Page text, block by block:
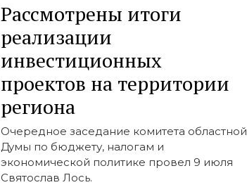
Рассмотрены итоги
реализации
инвестиционных
проектов на территории
региона
Очередное заседание комитета областной
Думы по бюджету, налогам и
экономической политике провел 9 июля
Святослав Лось.